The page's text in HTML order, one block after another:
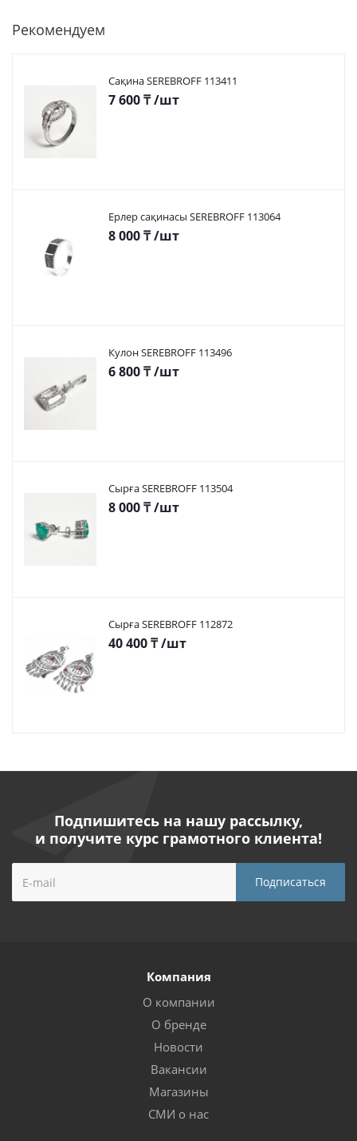
Рекомендуем
Сақина SEREBROFF 113411
7 600₸/шт
Ерлер сақинасы SEREBROFF 113064
8 000₸/шт
Кулон SEREBROFF 113496
6 800₸/шт
Сырға SEREBROFF 113504
8 000₸/шт
Сырға SEREBROFF 112872
40 400₸/шт
Подпишитесь на нашу рассылку,
и получите курс грамотного клиента!
Компания
О компании
О бренде
Новости
Вакансии
Магазины
СМИ о нас